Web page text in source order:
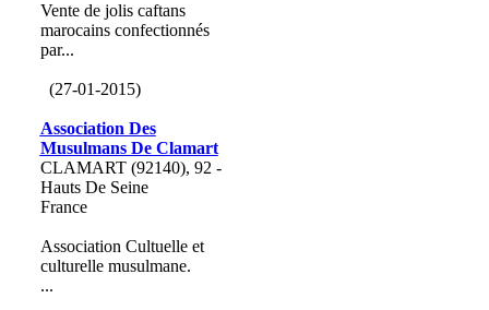
Vente de jolis caftans
marocains confectionnés
par...
(27-01-2015)
Association Des
Musulmans De Clamart
CLAMART (92140), 92 -
Hauts De Seine
France
Association Cultuelle et
culturelle musulmane.
...